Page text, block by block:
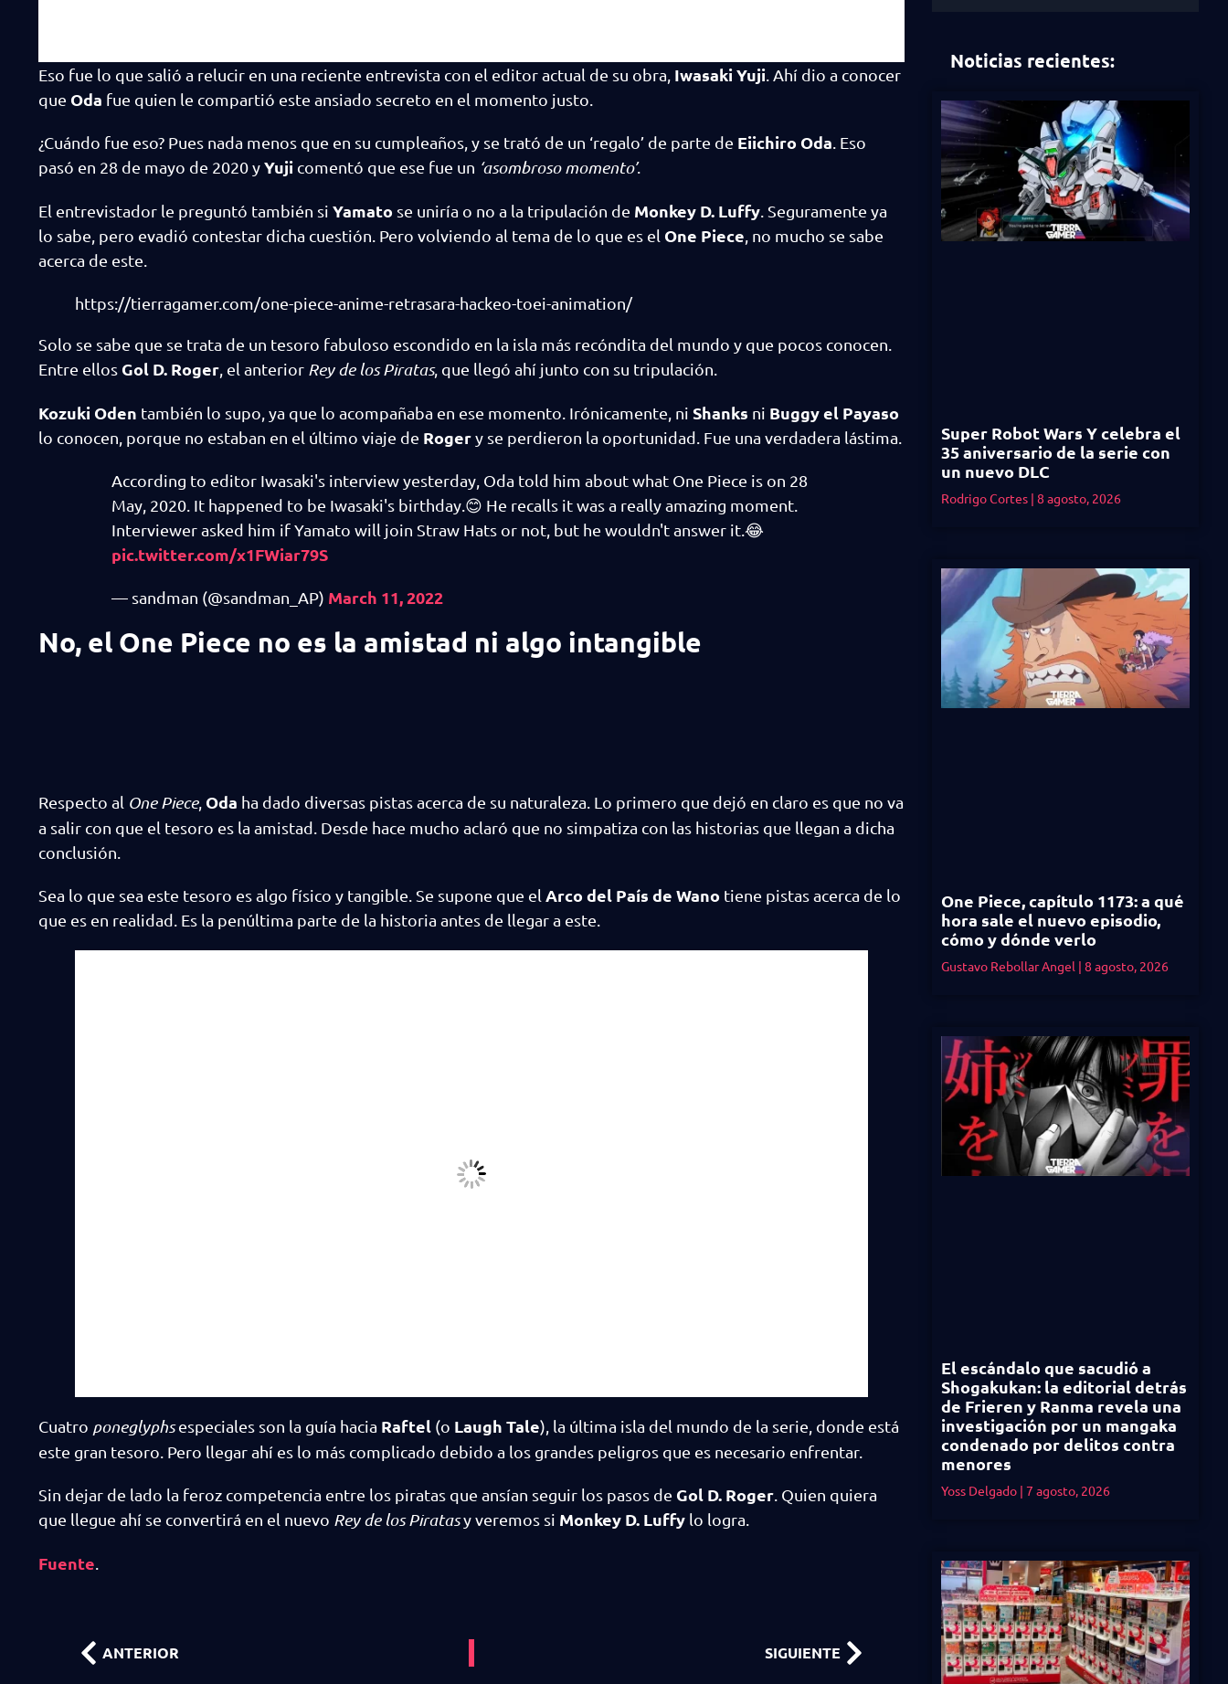
Eso fue lo que salió a relucir en una reciente entrevista con el editor actual de su obra, Iwasaki Yuji. Ahí dio a conocer
que Oda fue quien le compartió este ansiado secreto en el momento justo.
¿Cuándo fue eso? Pues nada menos que en su cumpleaños, y se trató de un ‘regalo’ de parte de Eiichiro Oda. Eso
pasó en 28 de mayo de 2020 yYuji comentó que ese fue un ‘asombroso momento’.
El entrevistador le preguntó también si Yamato se uniría o no a la tripulación de Monkey D. Luffy. Seguramente ya
lo sabe, pero evadió contestar dicha cuestión. Pero volviendo al tema de lo que es el One Piece, no mucho se sabe
acerca de este.
https://tierragamer.com/one-piece-anime-retrasara-hackeo-toei-animation/
Solo se sabe que se trata de un tesoro fabuloso escondido en la isla más recóndita del mundo y que pocos conocen.
Entre ellos Gol D. Roger, el anterior Rey de los Piratas, que llegó ahí junto con su tripulación.
Kozuki Oden también lo supo, ya que lo acompañaba en ese momento. Irónicamente, ni Shanks ni Buggy el Payaso
lo conocen, porque no estaban en el último viaje de Rogery se perdieron la oportunidad. Fue una verdadera lástima.
According to editor Iwasaki's interview yesterday, Oda told him about what One Piece is on 28
May, 2020. It happened to be Iwasaki's birthday.😊 He recalls it was a really amazing moment.
Interviewer asked him if Yamato will join Straw Hats or not, but he wouldn't answer it.😂
pic.twitter.com/x1FWiar79S
— sandman (@sandman_AP) March 11, 2022
No, el One Piece no es la amistad ni algo intangible
Respecto al One Piece, Oda ha dado diversas pistas acerca de su naturaleza. Lo primero que dejó en claro es que no va
a salir con que el tesoro es la amistad. Desde hace mucho aclaró que no simpatiza con las historias que llegan a dicha
conclusión.
Sea lo que sea este tesoro es algo físico y tangible. Se supone que el Arco del País de Wano tiene pistas acerca de lo
que es en realidad. Es la penúltima parte de la historia antes de llegar a este.
Cuatro poneglyphsespeciales son la guía hacia Raftel (o Laugh Tale), la última isla del mundo de la serie, donde está
este gran tesoro. Pero llegar ahí es lo más complicado debido a los grandes peligros que es necesario enfrentar.
Sin dejar de lado la feroz competencia entre los piratas que ansían seguir los pasos de Gol D. Roger . Quien quiera
que llegue ahí se convertirá en el nuevo Rey de los Piratasy veremos si Monkey D. Luffy lo logra.
Fuente
ANTERIOR SIGUIENTE
Noticias recientes:
Super Robot Wars Y celebra el
35 aniversario de la serie con
un nuevo DLC
Rodrigo Cortes 8 agosto, 2026
One Piece, capítulo 1173: a qué
hora sale el nuevo episodio,
cómo y dónde verlo
Gustavo Rebollar Angel 8 agosto, 2026
El escándalo que sacudió a
Shogakukan: la editorial detrás
de Frieren y Ranma revela una
investigación por un mangaka
condenado por delitos contra
menores
Yoss Delgado 7 agosto, 2026